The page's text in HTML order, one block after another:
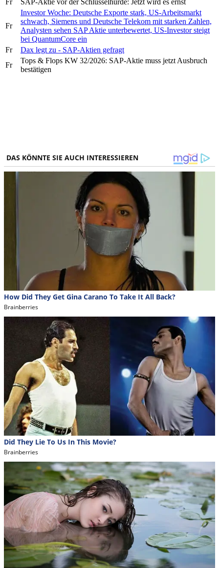
Fr
Investor Woche: Deutsche Exporte stark, US-Arbeitsmarkt
schwach, Siemens und Deutsche Telekom mit starken Zahlen,
Analysten sehen SAP Aktie unterbewertet, US-Investor steigt
bei QuantumCore ein
Fr
Dax legt zu - SAP-Aktien gefragt
Fr
Tops & Flops KW 32/2026: SAP-Aktie muss jetzt Ausbruch
bestätigen